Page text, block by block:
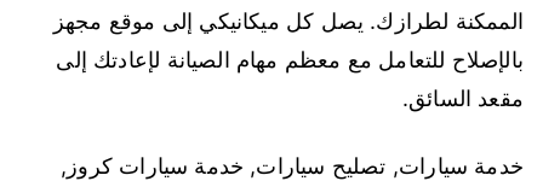
الممكنة لطرازك. يصل كل ميكانيكي إلى موقع مجهز
بالإصلاح للتعامل مع معظم مهام الصيانة لإعادتك إلى
مقعد السائق.
خدمة سيارات, تصليح سيارات, خدمة سيارات كروز,